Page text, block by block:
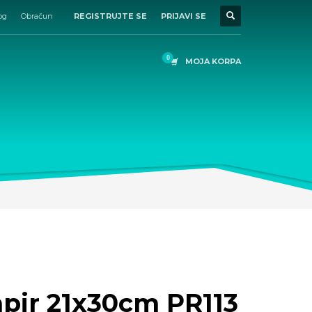
Obračun REGISTRUJTE SE PRIJAVI SE
MOJA KORPA
21x30cm PR113